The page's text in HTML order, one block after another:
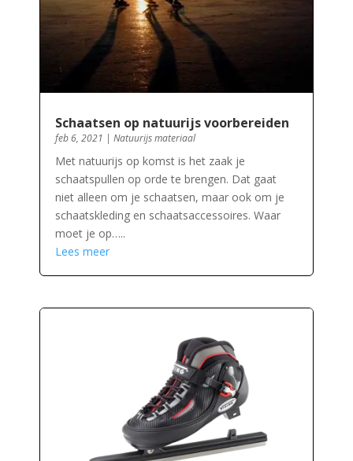
Schaatsen op natuurijs voorbereiden
feb 6, 2021 | Natuurijs materiaal
Met natuurijs op komst is het zaak je
schaatspullen op orde te brengen. Dat gaat
niet alleen om je schaatsen, maar ook om je
schaatskleding en schaatsaccessoires. Waar
moet je op…..
Lees meer